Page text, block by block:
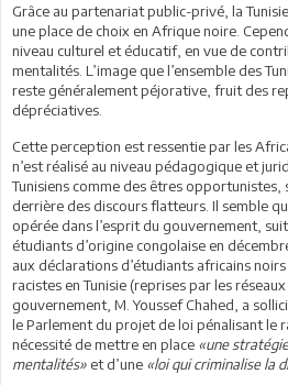
Grâce au partenariat public-privé, la
une place de choix en Afrique noire.
niveau culturel et éducatif, en vue de
mentalités. L’image que l’ensemble des
reste généralement péjorative, fruit des
dépréciatives.
Cette perception est ressentie par les
n’est réalisé au niveau pédagogique et
Tunisiens comme des êtres opportunistes,
derrière des discours flatteurs. Il semble
opérée dans l’esprit du gouvernement,
étudiants d’origine congolaise en
aux déclarations d’étudiants africains
racistes en Tunisie (reprises par les
gouvernement, M. Youssef Chahed, a
le Parlement du projet de loi pénalisant le
nécessité de mettre en place «une
mentalités» et d’une «loi qui criminalise la